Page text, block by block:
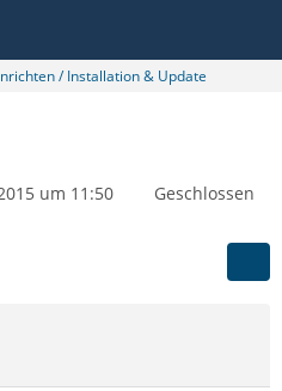
/ Installation & Update
um 11:50
Geschlossen